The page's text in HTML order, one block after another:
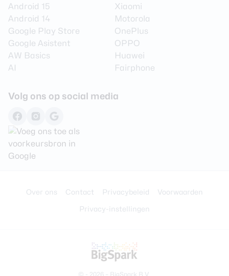
Android 15
Android 14
Google Play Store
Google Asistent
AW Basics
AI
Xiaomi
Motorola
OnePlus
OPPO
Huawei
Fairphone
Volg ons op social media
© - 2026 – BigSpark B.V.
Over ons Contact Privacybeleid
Voorwaarden
Privacy-instellingen